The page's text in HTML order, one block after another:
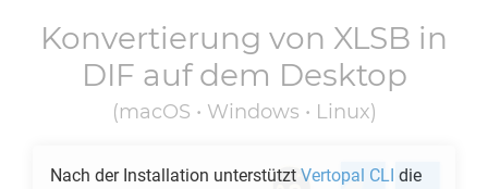
Konvertierung von XLSB in
DIF auf dem Desktop
(macOS • Windows • Linux)
Nach der Installation unterstützt Vertopal CLI die